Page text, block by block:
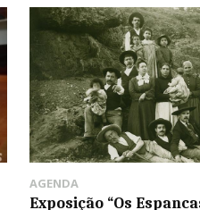
AGENDA
Exposição “Os